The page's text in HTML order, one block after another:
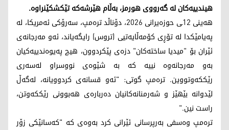
هیندییەکان لە گەرووی هورمز، بەڵام هێرشەکە تێکشکێنراوە.
هەینی 12ـی حوزەیرانی 2026، دۆناڵد ترەمپ، سەرۆکی ئەمریکا، لە
پەیامێکدا لە تۆڕی کۆمەڵایەتیی (تروس) رایگەیاند، ئەو مەرجانەی
ئێران بۆ "میدیا ساختەکان" دزەی پێکردوون، هیچ پەیوەندییەکیان
بەو مەرجانەوە نییە کە بە شێوەی نووسراو لەسەری
رێککەوتووین. ترەمپ گوتی: "ئەو قسانەی کردوویانە، لەگەڵ
لێدوانە بێهێز و شەرمنانەکانیان دەربارەی هەبوونی رێککەوتن،
راست نین."
ترەمپ وەسفی بەرپرسانی ئێرانی کرد بەوەی کە "کەسانێکی زۆر